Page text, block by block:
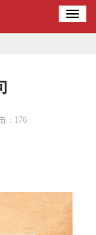
： 176